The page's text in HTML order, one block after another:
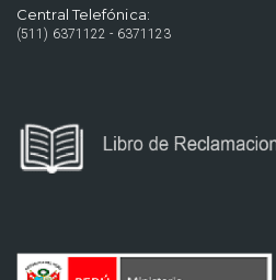
Central Telefónica:
(511) 6371122 - 6371123